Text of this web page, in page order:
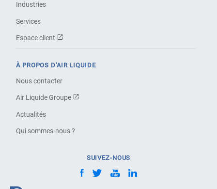
Industries
Services
Espace client
À PROPOS D'AIR LIQUIDE
Nous contacter
Air Liquide Groupe
Actualités
Qui sommes-nous ?
SUIVEZ-NOUS